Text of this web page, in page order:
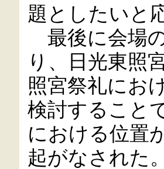
題としたい
最後に会場
り、日光東照
照宮祭礼にお
検討すること
における位置
起がなされた